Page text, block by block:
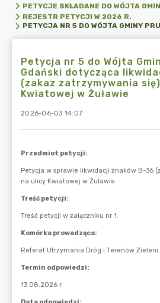
PETYCJE SKŁADANE DO WÓJTA
REJESTR PETYCJI W 2026 R.
Petycja nr 5 do Wójta
Gdański dotycząca
(zakaz zatrzymywania
Kwiatowej w Żuławie
2026-06-03 14:07